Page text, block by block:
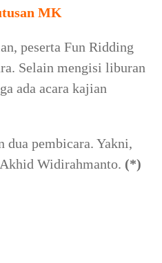
MK
peserta Fun Ridding
Selain mengisi liburan
ada acara kajian
dua pembicara. Yakni,
Widirahmanto. (*)